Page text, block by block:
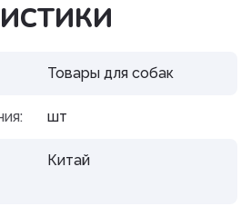
Товары для собак
шт
Китай